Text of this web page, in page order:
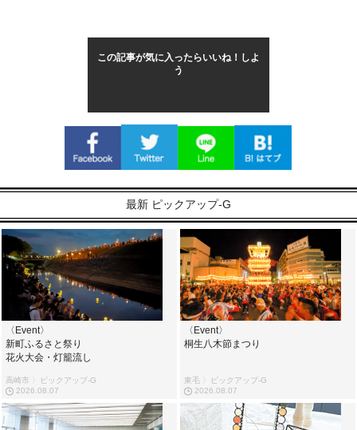
この記事が気に入ったらいいね！しよ
う
最新 ピックアップ-G
〈Event〉
新町ふるさと祭り
花火大会・灯籠流し
高崎市 〉ピックアップ-G
2026.08.07
〈Event〉
桐生八木節まつり
東毛 〉ピックアップ-G
2026.08.07